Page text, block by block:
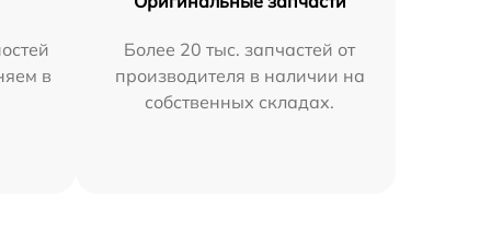
в
Более 20 тыс. запчастей от
производителя в наличии на
собственных складах.